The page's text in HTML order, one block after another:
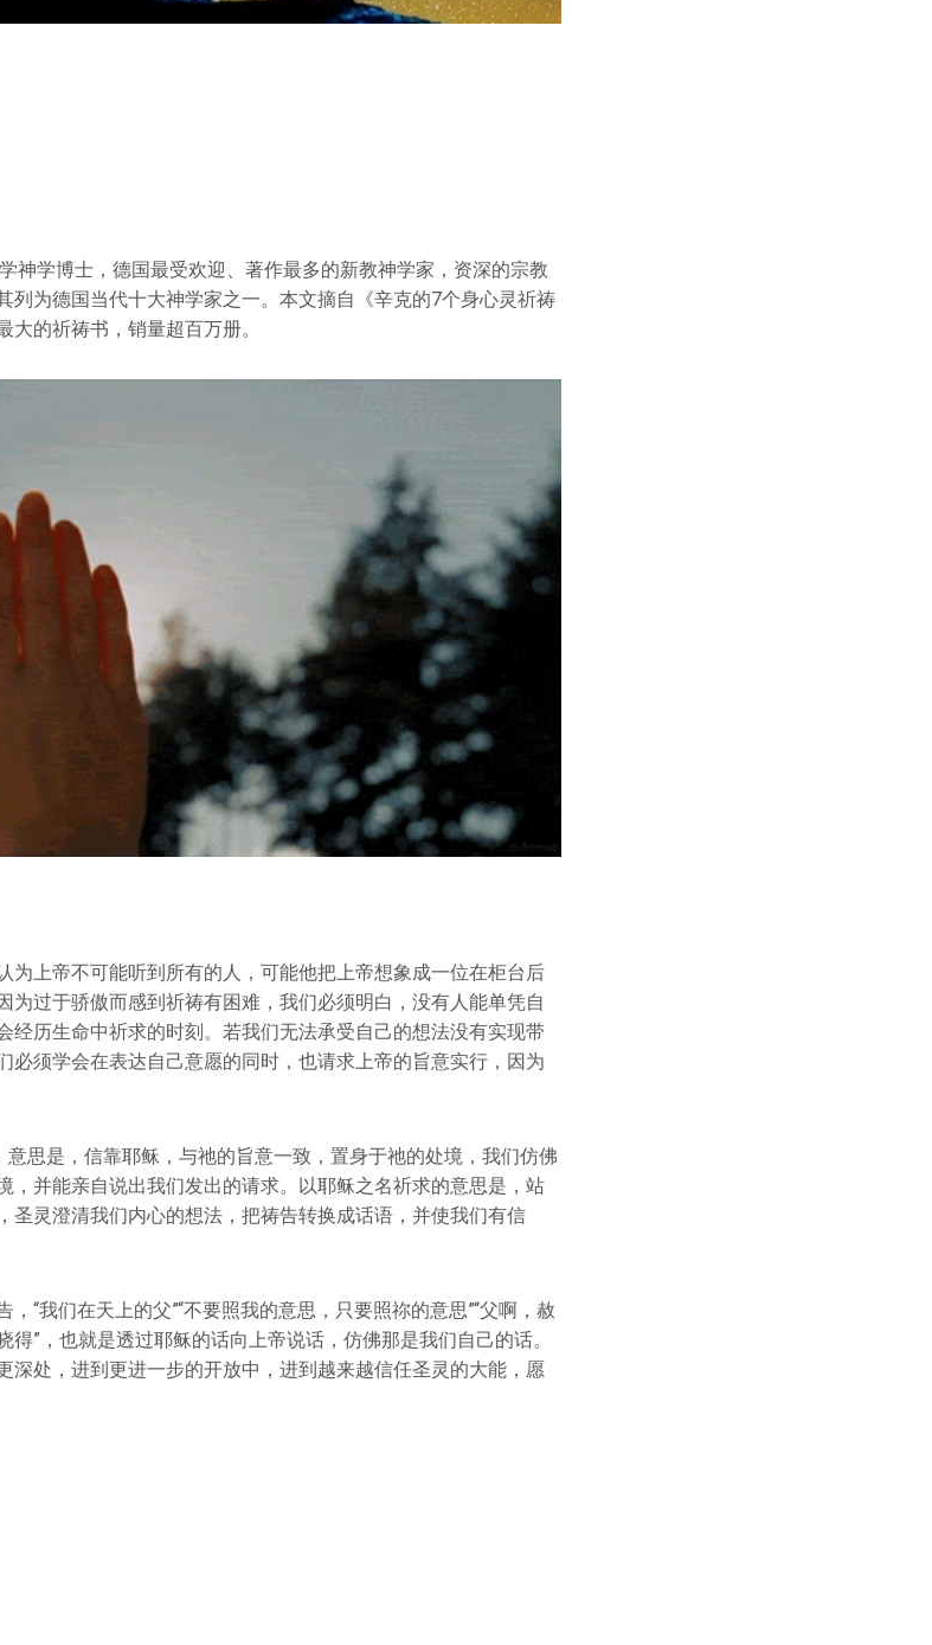
神学博士，德国最受欢迎、著作最多的新教神学家，资深的宗教
列为德国当代十大神学家之一。本文摘自《辛克的7个身心灵祈祷
的祈祷书，销量超百万册。
为上帝不可能听到所有的人，可能他把上帝想象成一位在柜台后
为过于骄傲而感到祈祷有困难，我们必须明白，没有人能单凭自
经历生命中祈求的时刻。若我们无法承受自己的想法没有实现带
必须学会在表达自己意愿的同时，也请求上帝的旨意实行，因为
意思是，信靠耶稣，与祂的旨意一致，置身于祂的处境，我们仿佛
，并能亲自说出我们发出的请求。以耶稣之名祈求的意思是，站
圣灵澄清我们内心的想法，把祷告转换成话语，并使我们有信
“我们在天上的父”“不要照我的意思，只要照祢的意思”“父啊，赦
”，也就是透过耶稣的话向上帝说话，仿佛那是我们自己的话。
深处，进到更进一步的开放中，进到越来越信任圣灵的大能，愿